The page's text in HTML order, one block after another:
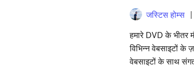
जस्टिस होम्स
हमारे DVD के भीतर
विभिन्न वेबसाइटों
वेबसाइटों के साथ